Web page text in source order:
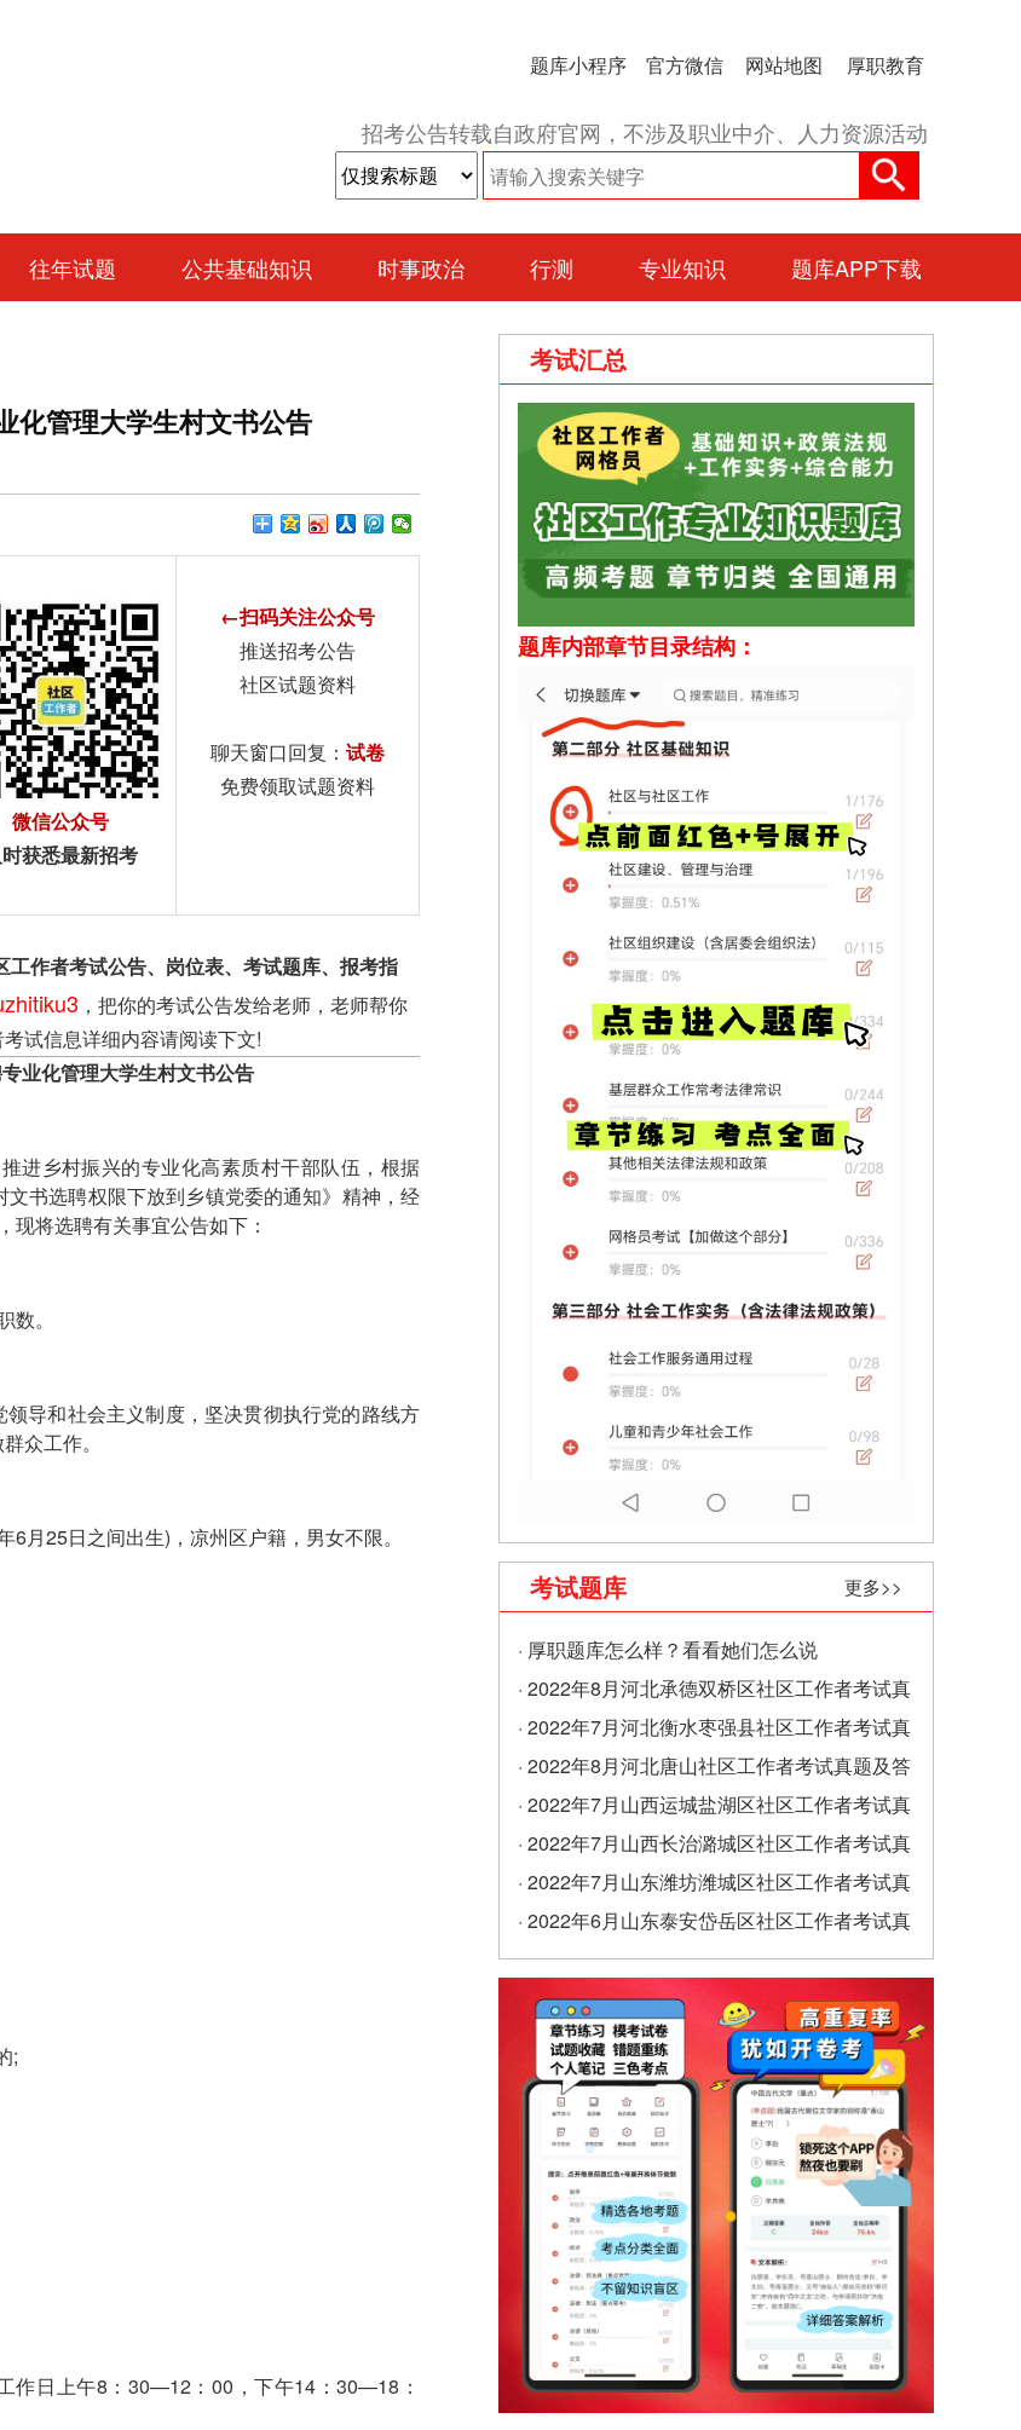
题库小程序 官方微信 网站地图 厚职教育
招考公告转载自政府官网，不涉及职业中介、人力资源活动
往年试题 公共基础知识 时事政治 行测 专业知识 题库APP下载
化管理大学生村文书公告
微信公众号
获悉最新招考
←扫码关注公众号
推送招考公告
社区试题资料
聊天窗口回复： 试卷
免费领取试题资料
工作者考试公告、岗位表、考试题库、报考指
，把你的考试公告发给老师，老师帮你
试信息详细内容请阅读下文!
业化管理大学生村文书公告
进乡村振兴的专业化高素质村干部队伍，根据
书选聘权限下放到乡镇党委的通知》精神，经
将选聘有关事宜公告如下：
。
导和社会主义制度，坚决贯彻执行党的路线方
众工作。
月25日之间出生)，凉州区户籍，男女不限。
;
作日上午8：30—12：00，下午14：30—18：
考试汇总
题库内部章节目录结构：
考试题库 更多>>
· 厚职题库怎么样？看看她们怎么说
· 2022年8月河北承德双桥区社区工作者考试真
题及答案（精选）
· 2022年7月河北衡水枣强县社区工作者考试真
题及答案
· 2022年8月河北唐山社区工作者考试真题及答
案
· 2022年7月山西运城盐湖区社区工作者考试真
题及答案
· 2022年7月山西长治潞城区社区工作者考试真
题及答案
· 2022年7月山东潍坊潍城区社区工作者考试真
题及答案
· 2022年6月山东泰安岱岳区社区工作者考试真
题及答案（精选）